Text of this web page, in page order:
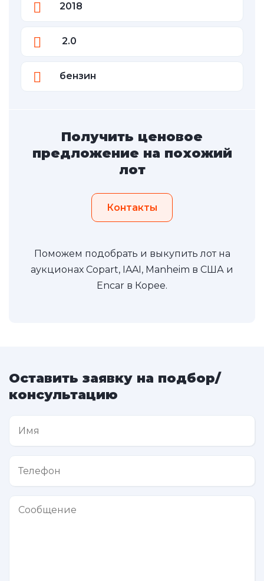
2018
2.0
бензин
Получить ценовое
предложение на похожий
лот
Контакты
Поможем подобрать и выкупить лот на
аукционах Copart, IAAI, Manheim в США и
Encar в Корее.
Оставить заявку на подбор/
консультацию